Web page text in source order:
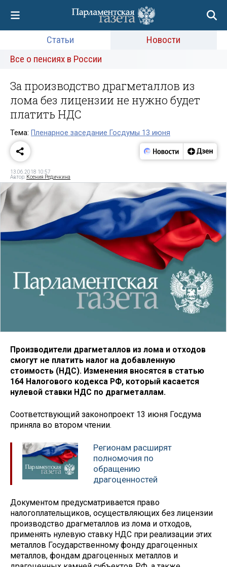
Статьи
Новости
Все о пенсиях в России
За производство драгметаллов из
лома без лицензии не нужно будет
платить НДС
Тема: Пленарное заседание Госдумы 13 июня
13.06.2018 10:57
Автор: Ксения Редичкина
Производители драгметаллов из лома и отходов
смогут не платить налог на добавленную
стоимость (НДС). Изменения вносятся в статью
164 Налогового кодекса РФ, который касается
нулевой ставки НДС по драгметаллам.
Соответствующий законопроект 13 июня Госдума
приняла во втором чтении.
Регионам расширят
полномочия по
обращению
драгоценностей
Документом предусматривается право
налогоплательщиков, осуществляющих без лицензии
производство драгметаллов из лома и отходов,
применять нулевую ставку НДС при реализации этих
металлов Государственному фонду драгоценных
металлов, фондам драгоценных металлов и